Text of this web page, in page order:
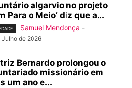
algarvio no projeto
Para o Meio’ diz que a...
Samuel Mendonça -
Julho de 2026
Bernardo prolongou o
missionário em
um ano e...